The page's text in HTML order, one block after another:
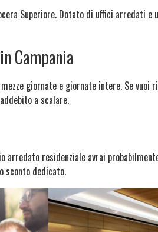
Superiore. Dotato di uffici arredati
Campania
giornate e giornate intere. Se
a scalare.
arredato residenziale avrai
sconto dedicato.